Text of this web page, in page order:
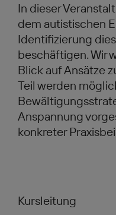
In dieser
dem autistischen
Identifizierung
beschäftigen. Wir
Blick auf Ansätze
Teil werden
Anspannung
konkreter
Kursleitung